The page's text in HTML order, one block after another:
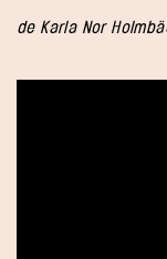
de Karla Nor